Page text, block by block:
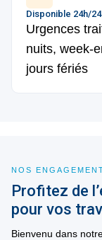
Disponible 24h/24
Urgences
nuits, week-
jours fériés
NOS
Profitez de
pour vos
Bienvenu dans